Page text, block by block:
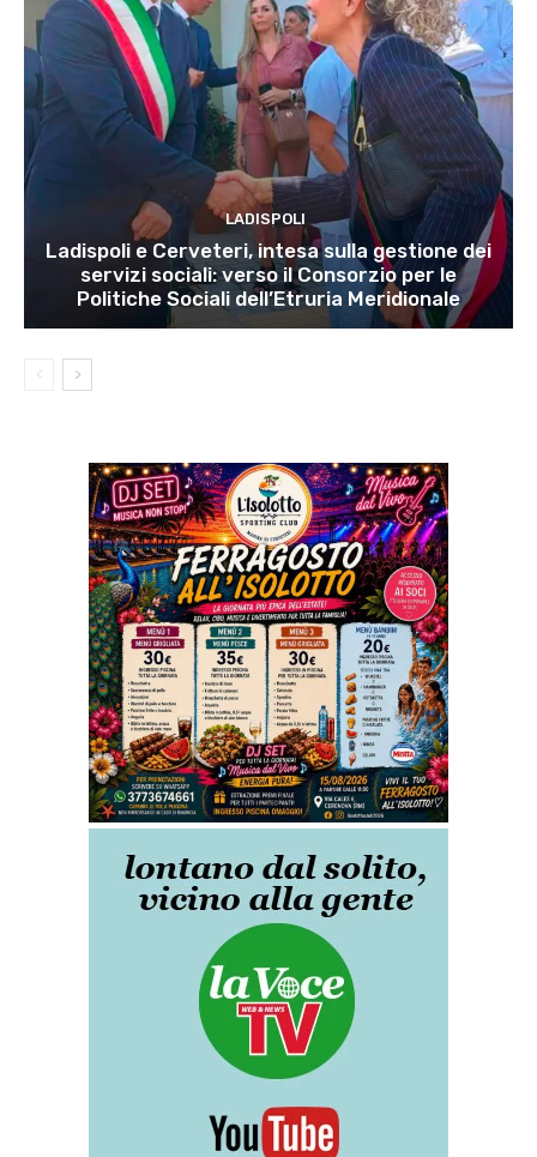
LADISPOLI
Ladispoli e Cerveteri, intesa sulla gestione dei
servizi sociali: verso il Consorzio per le
Politiche Sociali dell’Etruria Meridionale